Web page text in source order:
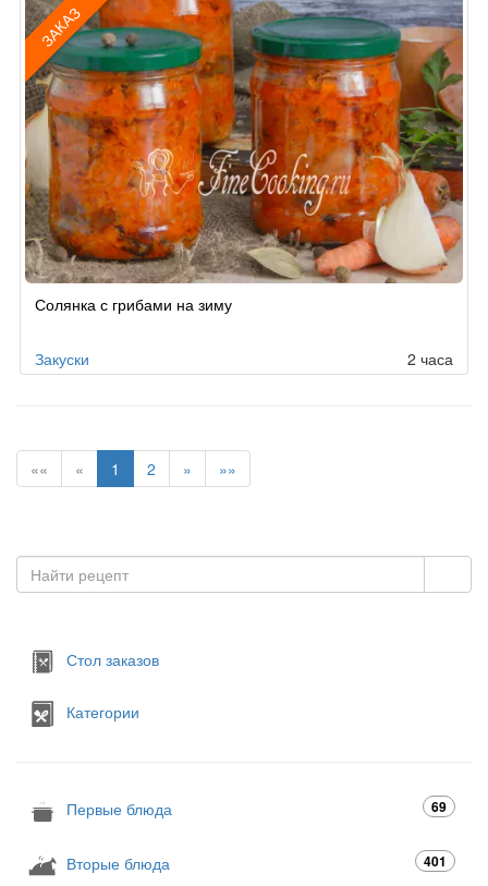
ЗАКАЗ
по
Солянка с грибами на зиму
Закуски 2 часа
«« « 1 2 » »»
Стол заказов
Категории
Первые блюда 69
Вторые блюда 401